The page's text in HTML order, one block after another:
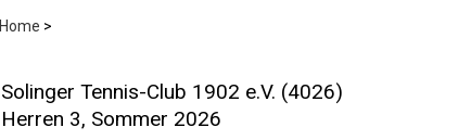
Home >
Solinger Tennis-Club 1902 e.V. (4026)
Herren 3, Sommer 2026